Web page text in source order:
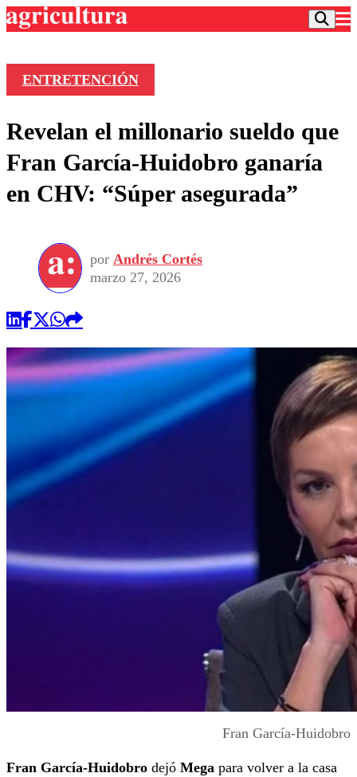
Frecuencias
Agricultura TV
Deportes
Colo Colo
Seleccion Chilena
Torneo Internacional
Universidad de Chile
Entretención
Economía
Internacional
Sustentabilidad
Publicaciones en medios
Opinión
ENTRETENCIÓN
Revelan el millonario sueldo que
Fran García-Huidobro ganaría
en CHV: “Súper asegurada”
por Andrés Cortés
marzo 27, 2026
Fran García-Huidobro
Fran García-Huidobro dejó Mega para volver a la casa